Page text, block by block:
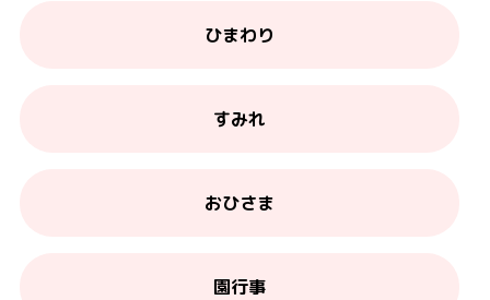
ひまわり
すみれ
おひさま
園行事